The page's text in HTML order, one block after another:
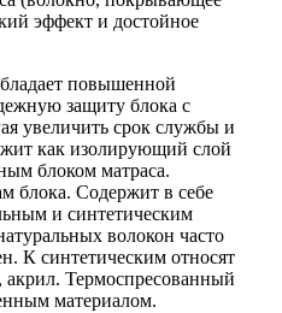
эффект и достойное
повышенной
защиту блока с
увеличить срок службы и
как изолирующий слой
блоком матраса.
блока. Содержит в себе
и синтетическим
волокон часто
К синтетическим относят
Термоспресованный
материалом.